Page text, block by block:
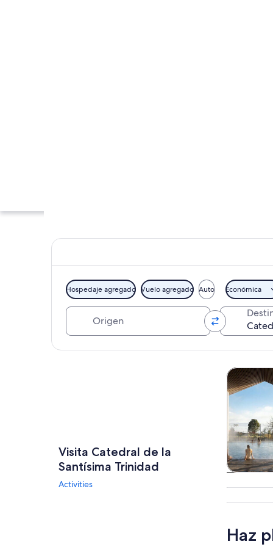
Hospedaje agregado Vuelo agregado Auto Económica
Visita Catedral de la
Santísima Trinidad
Activities
un
Tours y
Haz